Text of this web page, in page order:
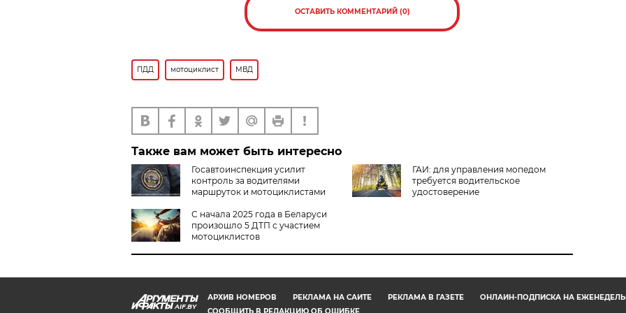
ОСТАВИТЬ КОММЕНТАРИЙ (0)
ПДД мотоциклист МВД
Также вам может быть интересно
Госавтоинспекция усилит
контроль за водителями
маршруток и мотоциклистами
ГАИ: для управления мопедом
требуется водительское
удостоверение
С начала 2025 года в Беларуси
произошло 5 ДТП с участием
мотоциклистов
AIF.BY
АРХИВ НОМЕРОВ РЕКЛАМА НА САЙТЕ РЕКЛАМА В ГАЗЕТЕ
ОНЛАЙН-ПОДПИСКА НА